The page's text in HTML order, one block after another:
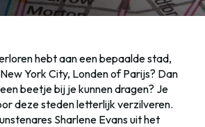
hebt aan een bepaalde stad,
York City, Londen of Parijs? Dan
beetje bij je kunnen dragen? Je
deze steden letterlijk verzilveren.
Sharlene Evans uit het